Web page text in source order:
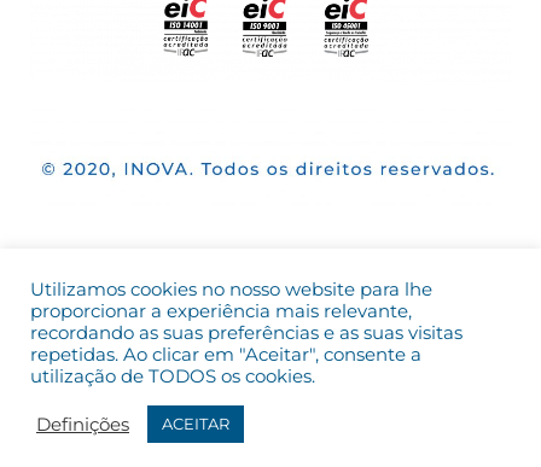
Utilizamos cookies no nosso website para lhe
proporcionar a experiência mais relevante,
recordando as suas preferências e as suas visitas
repetidas. Ao clicar em "Aceitar", consente a
utilização de TODOS os cookies.
Definições ACEITAR